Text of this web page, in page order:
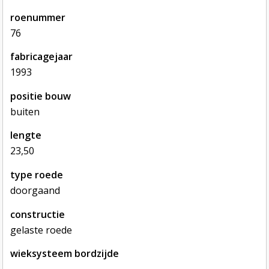
roenummer
76
fabricagejaar
1993
positie bouw
buiten
lengte
23,50
type roede
doorgaand
constructie
gelaste roede
wieksysteem bordzijde